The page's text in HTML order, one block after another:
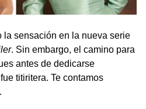
la sensación en la nueva serie
. Sin embargo, el camino para
antes de dedicarse
titiritera. Te contamos